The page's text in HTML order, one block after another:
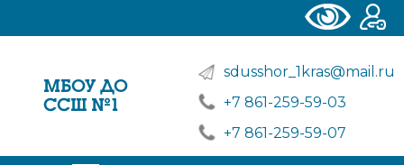
МБОУ ДО
ССШ №1
sdusshor_1kras@mail.ru
+7 861-259-59-03
+7 861-259-59-07